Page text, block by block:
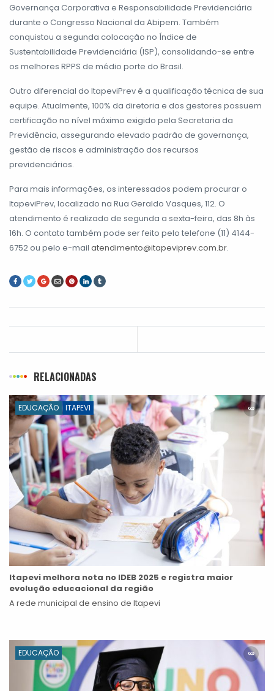
Governança Corporativa e Responsabilidade Previdenciária
durante o Congresso Nacional da Abipem. Também
conquistou a segunda colocação no Índice de
Sustentabilidade Previdenciária (ISP), consolidando-se entre
os melhores RPPS de médio porte do Brasil.
Outro diferencial do ItapeviPrev é a qualificação técnica de sua
equipe. Atualmente, 100% da diretoria e dos gestores possuem
certificação no nível máximo exigido pela Secretaria da
Previdência, assegurando elevado padrão de governança,
gestão de riscos e administração dos recursos
previdenciários.
Para mais informações, os interessados podem procurar o
ItapeviPrev, localizado na Rua Geraldo Vasques, 112. O
atendimento é realizado de segunda a sexta-feira, das 8h às
16h. O contato também pode ser feito pelo telefone (11) 4144-
6752 ou pelo e-mail atendimento@itapeviprev.com.br.
RELACIONADAS
EDUCAÇÃO ITAPEVI
Itapevi melhora nota no IDEB 2025 e registra maior
evolução educacional da região
A rede municipal de ensino de Itapevi
EDUCAÇÃO